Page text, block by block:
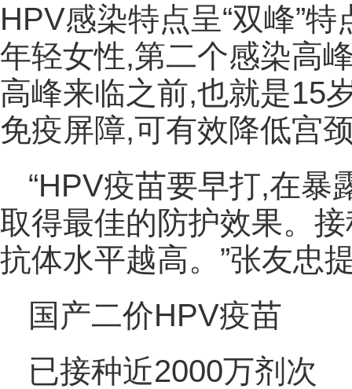
HPV感染特点呈“双峰”
年轻女性,第二个感染高
高峰来临之前,也就是15
免疫屏障,可有效降低宫
“HPV疫苗要早打,在暴
取得最佳的防护效果。
抗体水平越高。”张友忠
国产二价HPV疫苗
已接种近2000万剂次